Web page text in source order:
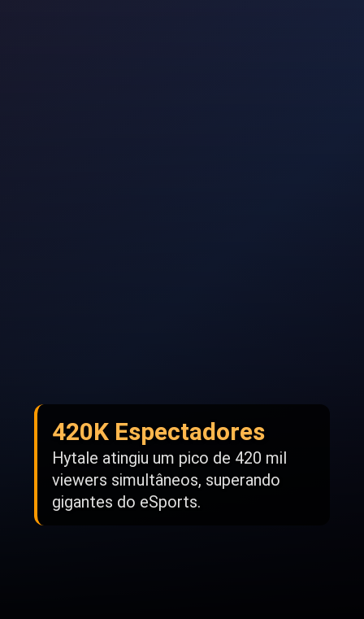
420K Espectadores
Hytale atingiu um pico de 420 mil
viewers simultâneos, superando
gigantes do eSports.